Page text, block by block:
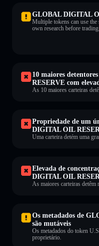
GLOBAL DIGITAL
Multiple tokens can use
own research before
10 maiores
RESERVE com
As 10 maiores carteiras
Propriedade de um
DIGITAL OIL
Uma carteira detém uma
Elevada de
DIGITAL OIL
As maiores carteiras
Os metadados de
são mutáveis
Os metadados do token
proprietário.